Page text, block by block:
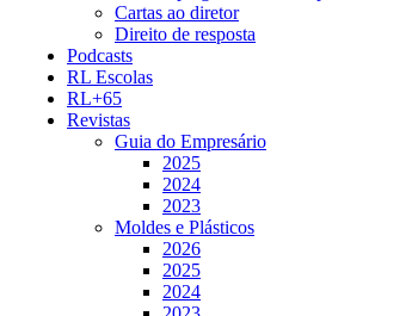
Cartas ao diretor
Direito de resposta
Podcasts
RL Escolas
RL+65
Revistas
Guia do Empresário
2025
2024
2023
Moldes e Plásticos
2026
2025
2024